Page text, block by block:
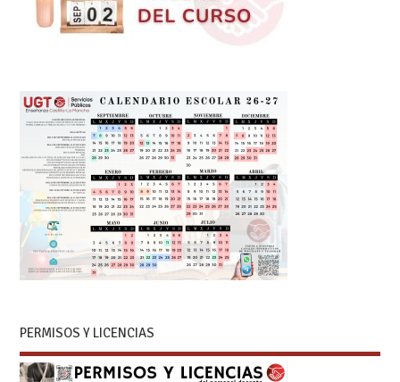
PERMISOS Y LICENCIAS